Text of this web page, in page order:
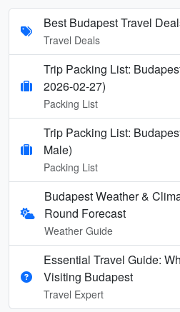
Best Budapest Travel
Travel Deals
Trip Packing List:
2026-02-27)
Packing List
Trip Packing List:
Male)
Packing List
Budapest Weather &
Round Forecast
Weather Guide
Essential Travel Guide:
Visiting Budapest
Travel Expert